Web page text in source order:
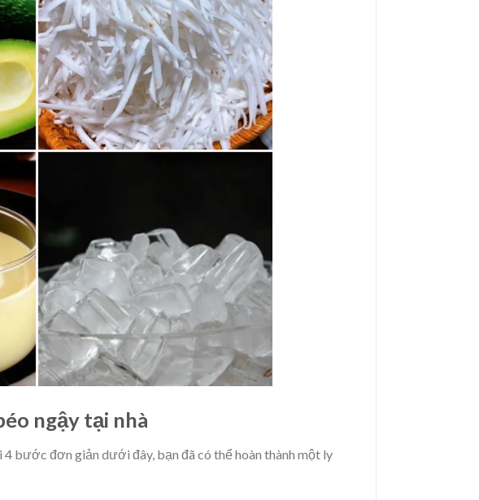
ngậy tại nhà
bước đơn giản dưới đây, bạn đã có thể hoàn thành một ly